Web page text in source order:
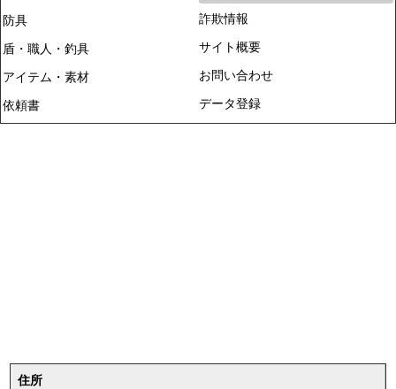
防具
盾・職人・釣具
アイテム・素材
依頼書
詐欺情報
サイト概要
お問い合わせ
データ登録
住所